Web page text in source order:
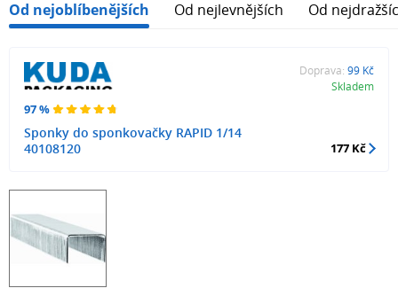
Od nejoblíbenějších Od nejlevnějších Od
97 %
Sponky do sponkovačky RAPID 1/14
40108120
Doprava: 99 Kč
Skladem
177 Kč